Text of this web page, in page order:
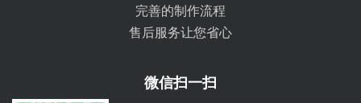
完善的制作流程
售后服务让您省心
微信扫一扫